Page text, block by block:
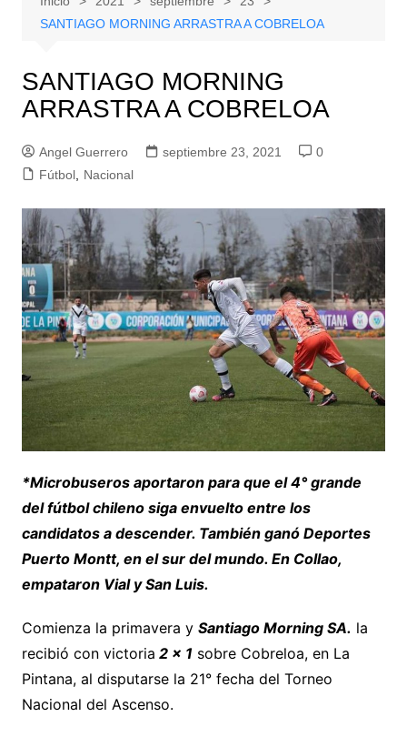
SANTIAGO MORNING ARRASTRA A COBRELOA
SANTIAGO MORNING
ARRASTRA A COBRELOA
Angel Guerrero septiembre 23, 2021
0
Fútbol, Nacional
*Microbuseros aportaron para que el 4° grande
del fútbol chileno siga envuelto entre los
candidatos a descender. También ganó Deportes
Puerto Montt, en el sur del mundo. En Collao,
empataron Vial y San Luis.
Comienza la primavera y Santiago Morning SA. la
recibió con victoria 2 x 1sobre Cobreloa, en La
Pintana, al disputarse la 21° fecha del Torneo
Nacional del Ascenso.